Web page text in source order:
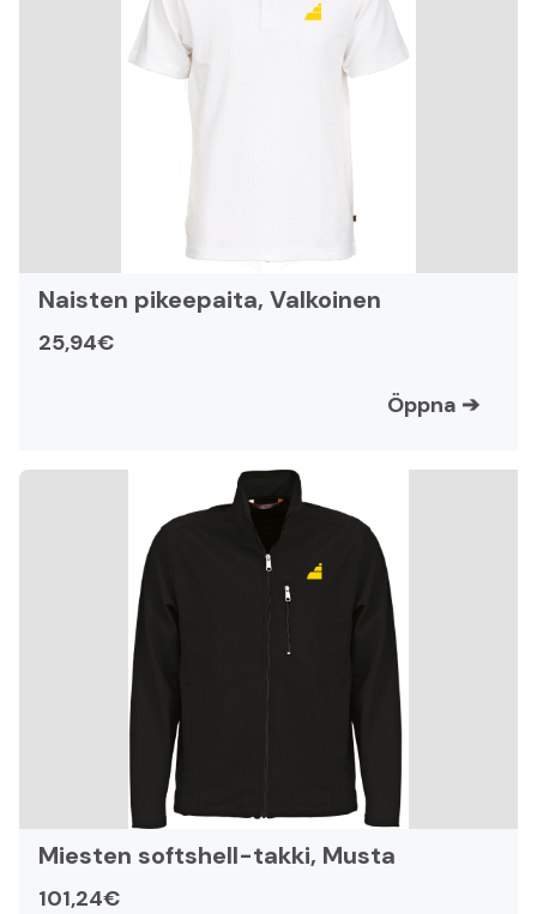
Naisten pikeepaita, Valkoinen
25,94€
Öppna ➔
Miesten softshell-takki, Musta
101,24€